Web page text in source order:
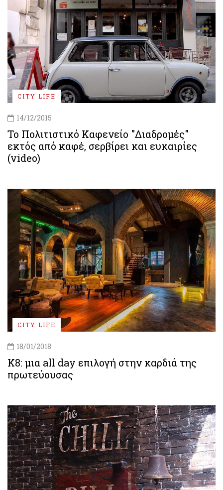
CITY LIFE
14/12/2015
Το Πολιτιστικό Καφενείο "Διαδρομές"
εκτός από καφέ, σερβίρει και ευκαιρίες
(video)
CITY LIFE
18/01/2018
Κ8: μια all day επιλογή στην καρδιά της
πρωτεύουσας